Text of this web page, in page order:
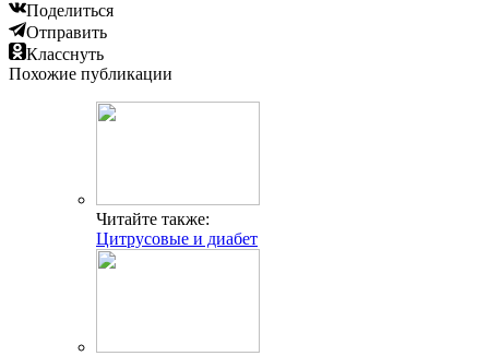
Поделиться
Отправить
Класснуть
Похожие публикации
Читайте также:
Цитрусовые и диабет